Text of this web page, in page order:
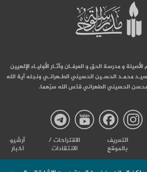
و مدرسة الحق و العرفـان وآثـار الأوليـاء الإلهيين
محمـد الحسـين الحسيني الطـهرانـي ونجله آية الله
الحسيني الطهراني قدّس الله سرّهما.
صفحة
صفحة
صفحة
التعریف
بالموقع
الاقتراحات /
الانتقادات
آرشیو
اخبار